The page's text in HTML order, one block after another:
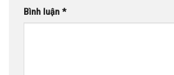
Bình luận *